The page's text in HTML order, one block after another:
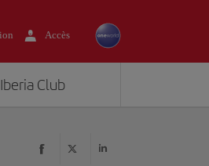
Accès
Iberia Club